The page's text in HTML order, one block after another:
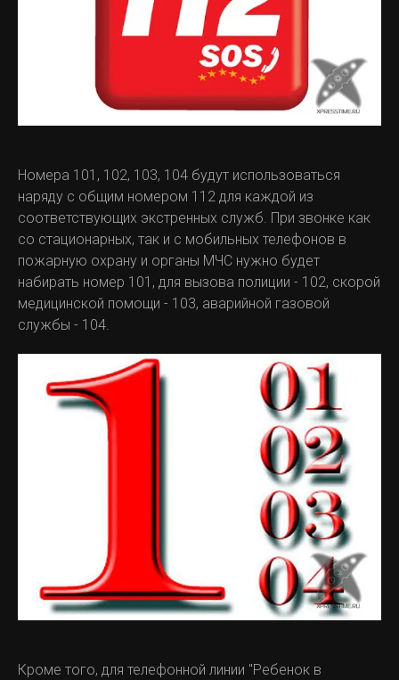
Номера 101, 102, 103, 104 будут использоваться
наряду с общим номером 112 для каждой из
соответствующих экстренных служб. При звонке как
со стационарных, так и с мобильных телефонов в
пожарную охрану и органы МЧС нужно будет
набирать номер 101, для вызова полиции - 102, скорой
медицинской помощи - 103, аварийной газовой
службы - 104.
Кроме того, для телефонной линии "Ребенок в